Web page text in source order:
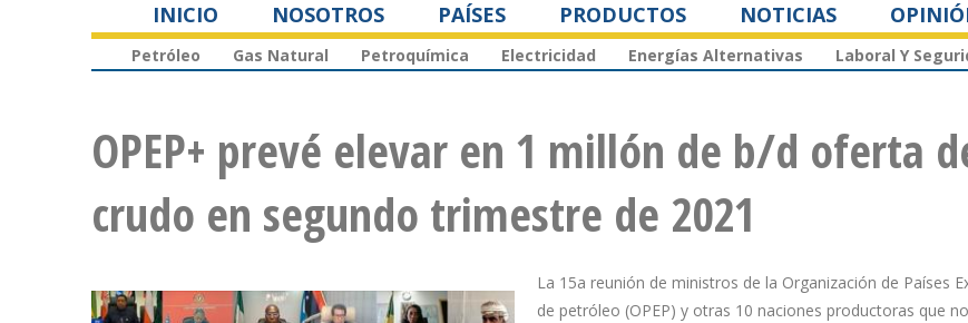
INICIO NOSOTROS PAÍSES PRODUCTOS NOTICIAS
Petróleo Gas Natural Petroquímica Electricidad Energías Alternativas Laboral Y
OPEP+ prevé elevar en 1 millón de b/d oferta
crudo en segundo trimestre de 2021
La 15a reunión de ministros de la Organización de Países
de petróleo (OPEP) y otras 10 naciones productoras que